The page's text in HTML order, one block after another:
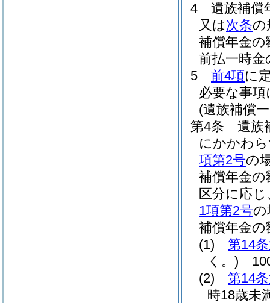
4
遺族補償
又は次条の
補償年金
前払一時
5
前4項に
必要な事
(遺族補償
第4条
遺族
にかかわ
項第2号の
補償年金
区分に応じ
1項第2号の
補償年金
(1)
第14
く。)
(2)
第14
時18歳未